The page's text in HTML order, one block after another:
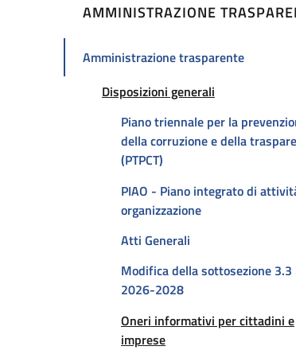
AMMINISTRAZIONE
Amministrazione trasparente
Attivo
Disposizioni generali
Attivo
Piano triennale per la
della corruzione e della
(PTPCT)
PIAO - Piano integrato di
organizzazione
Atti Generali
Modifica della sottosezione 3.3
2026-2028
Oneri informativi per cittadini e
imprese
Attivo